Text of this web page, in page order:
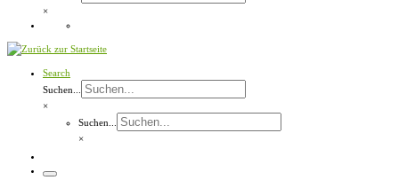
×
Search
Suchen...
×
Suchen...
×
Menü